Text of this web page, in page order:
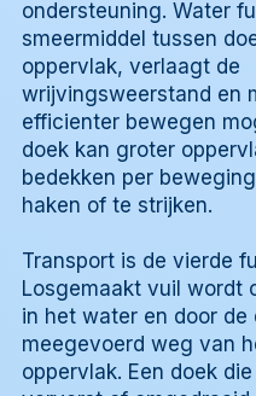
ondersteuning. Water
smeermiddel tussen
oppervlak, verlaagt de
wrijvingsweerstand en
efficienter bewegen
doek kan groter
bedekken per
haken of te strijken.
Transport is de vierde
Losgemaakt vuil wordt
in het water en door de
meegevoerd weg van
oppervlak. Een doek